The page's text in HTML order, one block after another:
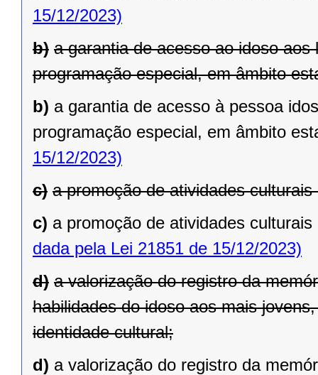
15/12/2023)
b) a garantia de acesso ao idoso
programação especial, em âmbito
b) a garantia de acesso à pessoa
programação especial, em âmbito
15/12/2023)
c) a promoção de atividades
c) a promoção de atividades
dada pela Lei 21851 de 15/12/2023)
d) a valorização do registro da
habilidades do idoso aos mais
identidade cultural;
d) a valorização do registro da